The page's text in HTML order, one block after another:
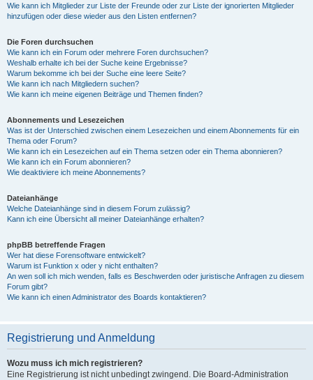
Wie kann ich Mitglieder zur Liste der Freunde oder zur Liste der ignorierten Mitglieder
hinzufügen oder diese wieder aus den Listen entfernen?
Die Foren durchsuchen
Wie kann ich ein Forum oder mehrere Foren durchsuchen?
Weshalb erhalte ich bei der Suche keine Ergebnisse?
Warum bekomme ich bei der Suche eine leere Seite?
Wie kann ich nach Mitgliedern suchen?
Wie kann ich meine eigenen Beiträge und Themen finden?
Abonnements und Lesezeichen
Was ist der Unterschied zwischen einem Lesezeichen und einem Abonnements für ein
Thema oder Forum?
Wie kann ich ein Lesezeichen auf ein Thema setzen oder ein Thema abonnieren?
Wie kann ich ein Forum abonnieren?
Wie deaktiviere ich meine Abonnements?
Dateianhänge
Welche Dateianhänge sind in diesem Forum zulässig?
Kann ich eine Übersicht all meiner Dateianhänge erhalten?
phpBB betreffende Fragen
Wer hat diese Forensoftware entwickelt?
Warum ist Funktion x oder y nicht enthalten?
An wen soll ich mich wenden, falls es Beschwerden oder juristische Anfragen zu diesem
Forum gibt?
Wie kann ich einen Administrator des Boards kontaktieren?
Registrierung und Anmeldung
Wozu muss ich mich registrieren?
Eine Registrierung ist nicht unbedingt zwingend. Die Board-Administration